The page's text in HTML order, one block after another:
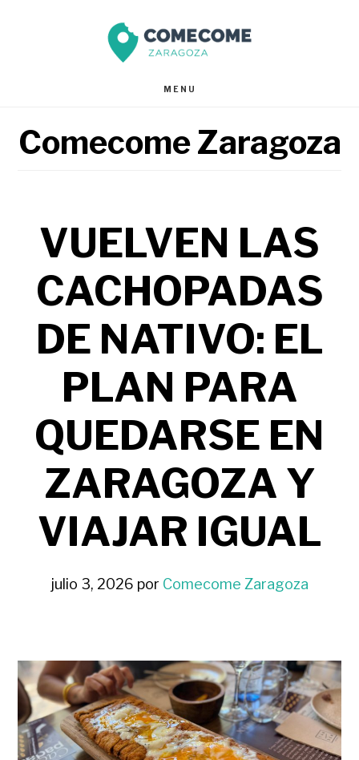
página
MENU
Comecome Zaragoza
VUELVEN LAS
CACHOPADAS
DE NATIVO: EL
PLAN PARA
QUEDARSE EN
ZARAGOZA Y
VIAJAR IGUAL
julio 3, 2026 por Comecome Zaragoza